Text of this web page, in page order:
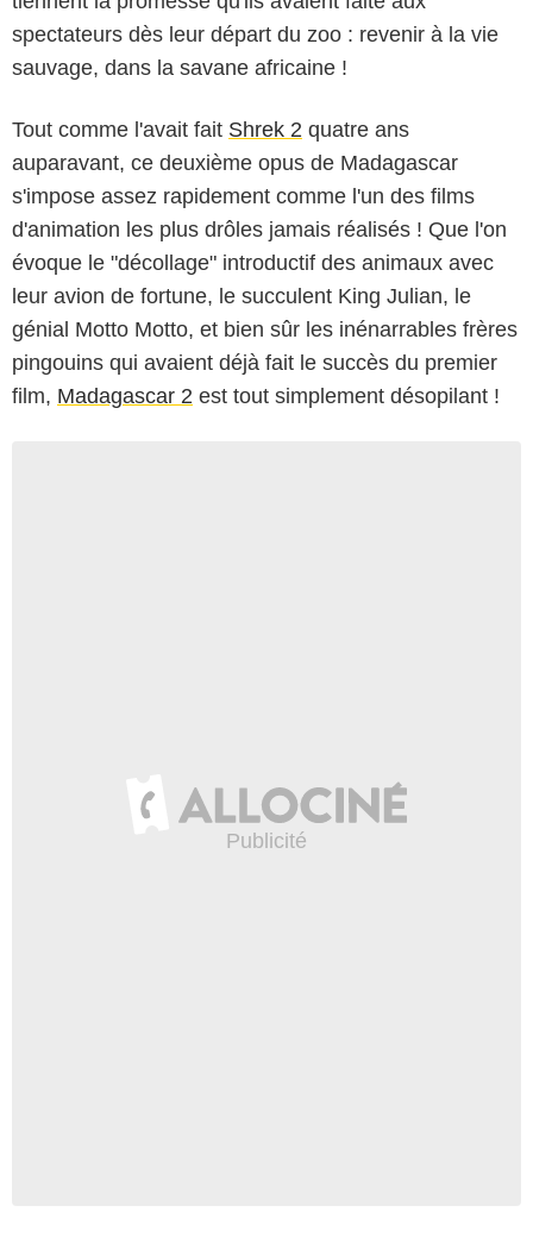
spectateurs dès leur départ du zoo : revenir à la vie
sauvage, dans la savane africaine !
Tout comme l'avait fait Shrek 2 quatre ans
auparavant, ce deuxième opus de Madagascar
s'impose assez rapidement comme l'un des films
d'animation les plus drôles jamais réalisés ! Que l'on
évoque le "décollage" introductif des animaux avec
leur avion de fortune, le succulent King Julian, le
génial Motto Motto, et bien sûr les inénarrables frères
pingouins qui avaient déjà fait le succès du premier
film, Madagascar 2 est tout simplement désopilant !